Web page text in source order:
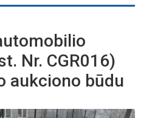
Nr. CGR016)
aukciono būdu